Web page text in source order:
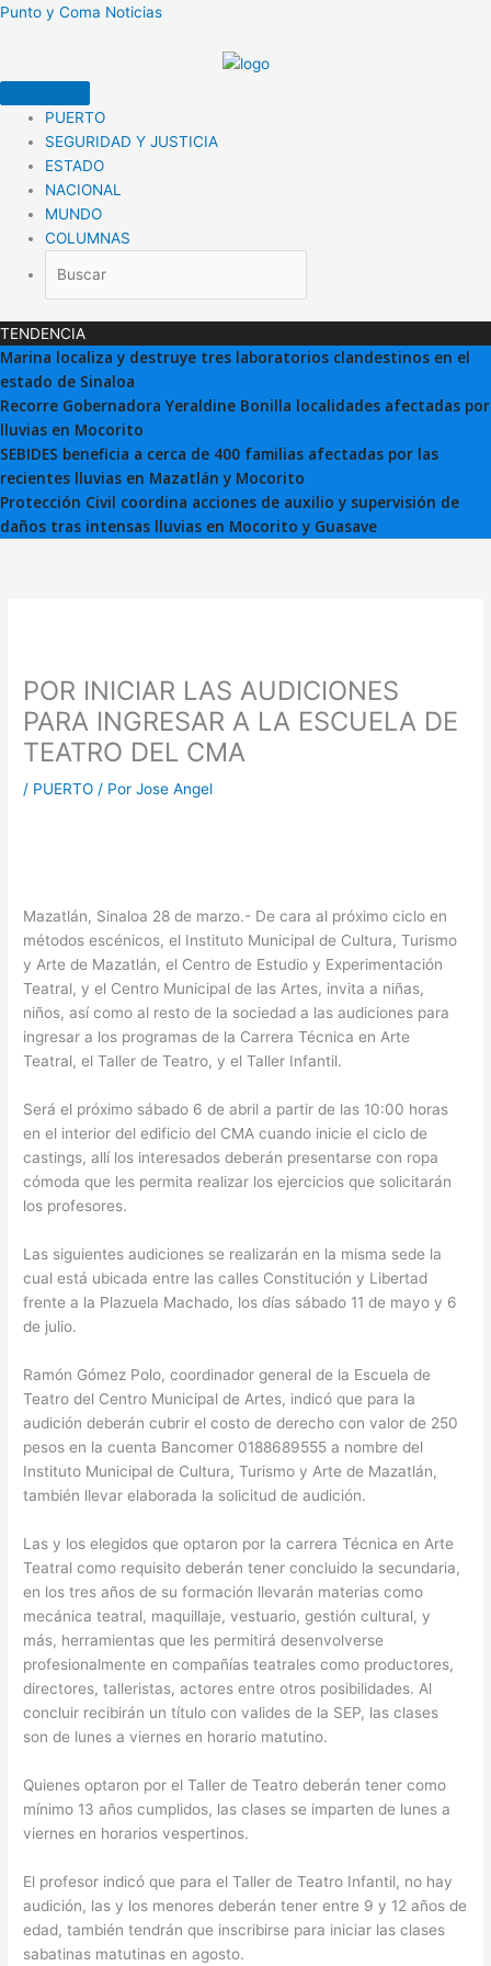
Ir
Punto y Coma Noticias
PUERTO
SEGURIDAD Y JUSTICIA
ESTADO
NACIONAL
MUNDO
COLUMNAS
TENDENCIA
Marina localiza y destruye tres laboratorios clandestinos en el
estado de Sinaloa
Recorre Gobernadora Yeraldine Bonilla localidades afectadas por
lluvias en Mocorito
SEBIDES beneficia a cerca de 400 familias afectadas por las
recientes lluvias en Mazatlán y Mocorito
Protección Civil coordina acciones de auxilio y supervisión de
daños tras intensas lluvias en Mocorito y Guasave
POR INICIAR LAS AUDICIONES
PARA INGRESAR A LA ESCUELA DE
TEATRO DEL CMA
/ PUERTO / PorJose Angel
Mazatlán, Sinaloa 28 de marzo.- De cara al próximo ciclo en
métodos escénicos, el Instituto Municipal de Cultura, Turismo
y Arte de Mazatlán, el Centro de Estudio y Experimentación
Teatral, y el Centro Municipal de las Artes, invita a niñas,
niños, así como al resto de la sociedad a las audiciones para
ingresar a los programas de la Carrera Técnica en Arte
Teatral, el Taller de Teatro, y el Taller Infantil.
Será el próximo sábado 6 de abril a partir de las 10:00 horas
en el interior del edificio del CMA cuando inicie el ciclo de
castings, allí los interesados deberán presentarse con ropa
cómoda que les permita realizar los ejercicios que solicitarán
los profesores.
Las siguientes audiciones se realizarán en la misma sede la
cual está ubicada entre las calles Constitución y Libertad
frente a la Plazuela Machado, los días sábado 11 de mayo y 6
de julio.
Ramón Gómez Polo, coordinador general de la Escuela de
Teatro del Centro Municipal de Artes, indicó que para la
audición deberán cubrir el costo de derecho con valor de 250
pesos en la cuenta Bancomer 0188689555 a nombre del
Instituto Municipal de Cultura, Turismo y Arte de Mazatlán,
también llevar elaborada la solicitud de audición.
Las y los elegidos que optaron por la carrera Técnica en Arte
Teatral como requisito deberán tener concluido la secundaria,
en los tres años de su formación llevarán materias como
mecánica teatral, maquillaje, vestuario, gestión cultural, y
más, herramientas que les permitirá desenvolverse
profesionalmente en compañías teatrales como productores,
directores, talleristas, actores entre otros posibilidades. Al
concluir recibirán un título con valides de la SEP, las clases
son de lunes a viernes en horario matutino.
Quienes optaron por el Taller de Teatro deberán tener como
mínimo 13 años cumplidos, las clases se imparten de lunes a
viernes en horarios vespertinos.
El profesor indicó que para el Taller de Teatro Infantil, no hay
audición, las y los menores deberán tener entre 9 y 12 años de
edad, también tendrán que inscribirse para iniciar las clases
sabatinas matutinas en agosto.